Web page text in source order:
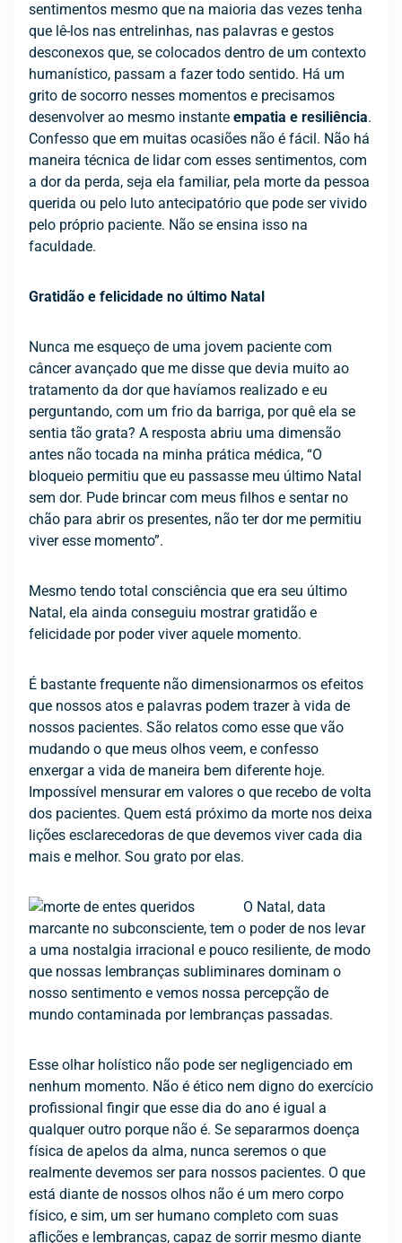
sentimentos mesmo que na maioria das vezes tenha
que lê-los nas entrelinhas, nas palavras e gestos
desconexos que, se colocados dentro de um contexto
humanístico, passam a fazer todo sentido. Há um
grito de socorro nesses momentos e precisamos
desenvolver ao mesmo instante empatia e resiliência.
Confesso que em muitas ocasiões não é fácil. Não há
maneira técnica de lidar com esses sentimentos, com
a dor da perda, seja ela familiar, pela morte da pessoa
querida ou pelo luto antecipatório que pode ser vivido
pelo próprio paciente. Não se ensina isso na
faculdade.
Gratidão e felicidade no último Natal
Nunca me esqueço de uma jovem paciente com
câncer avançado que me disse que devia muito ao
tratamento da dor que havíamos realizado e eu
perguntando, com um frio da barriga, por quê ela se
sentia tão grata? A resposta abriu uma dimensão
antes não tocada na minha prática médica, “O
bloqueio permitiu que eu passasse meu último Natal
sem dor. Pude brincar com meus filhos e sentar no
chão para abrir os presentes, não ter dor me permitiu
viver esse momento”.
Mesmo tendo total consciência que era seu último
Natal, ela ainda conseguiu mostrar gratidão e
felicidade por poder viver aquele momento.
É bastante frequente não dimensionarmos os efeitos
que nossos atos e palavras podem trazer à vida de
nossos pacientes. São relatos como esse que vão
mudando o que meus olhos veem, e confesso
enxergar a vida de maneira bem diferente hoje.
Impossível mensurar em valores o que recebo de volta
dos pacientes. Quem está próximo da morte nos deixa
lições esclarecedoras de que devemos viver cada dia
mais e melhor. Sou grato por elas.
O Natal, data
marcante no subconsciente, tem o poder de nos levar
a uma nostalgia irracional e pouco resiliente, de modo
que nossas lembranças subliminares dominam o
nosso sentimento e vemos nossa percepção de
mundo contaminada por lembranças passadas.
Esse olhar holístico não pode ser negligenciado em
nenhum momento. Não é ético nem digno do exercício
profissional fingir que esse dia do ano é igual a
qualquer outro porque não é. Se separarmos doença
física de apelos da alma, nunca seremos o que
realmente devemos ser para nossos pacientes. O que
está diante de nossos olhos não é um mero corpo
físico, e sim, um ser humano completo com suas
aflições e lembranças, capaz de sorrir mesmo diante